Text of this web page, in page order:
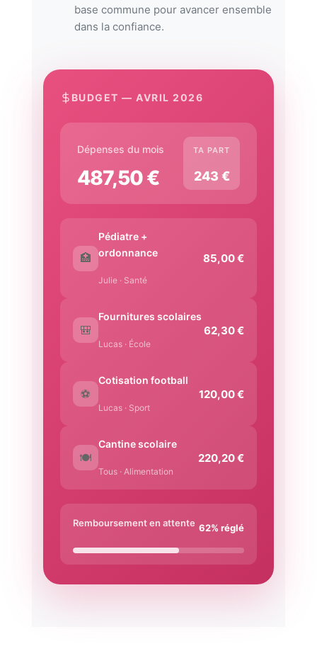
base commune pour avancer ensemble
dans la confiance.
BUDGET — AVRIL 2026
Dépenses du mois
487,50 €
TA PART
243 €
🏥
Pédiatre +
ordonnance
Julie · Santé
85,00 €
🎒
Fournitures scolaires
Lucas · École
62,30 €
⚽
Cotisation football
Lucas · Sport
120,00 €
🍽️
Cantine scolaire
Tous · Alimentation
220,20 €
Remboursement en attente 62% réglé